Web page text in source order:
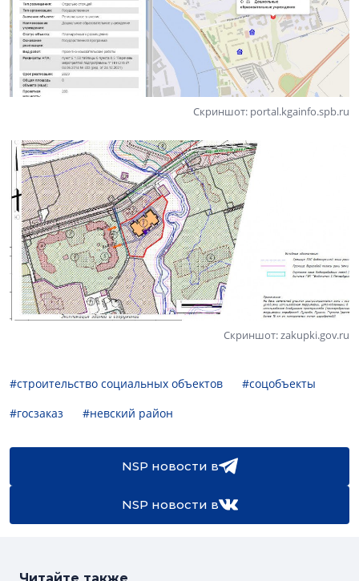
Скриншот: portal.kgainfo.spb.ru
Скриншот: zakupki.gov.ru
#строительство социальных объектов
#соцобъекты
#госзаказ
#невский район
NSP новости в
NSP новости в